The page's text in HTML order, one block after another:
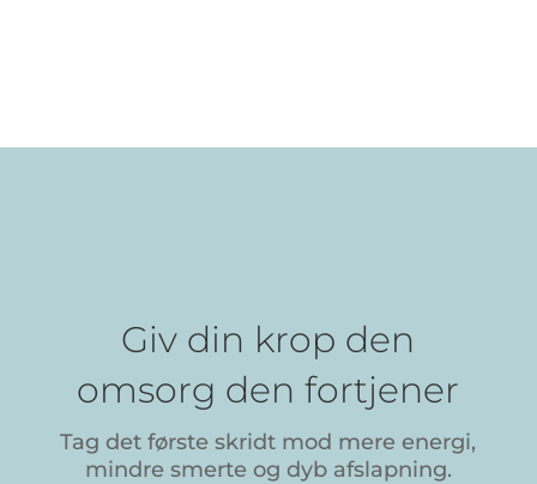
Giv din krop den
omsorg den fortjener
Tag det første skridt mod mere energi,
mindre smerte og dyb afslapning.